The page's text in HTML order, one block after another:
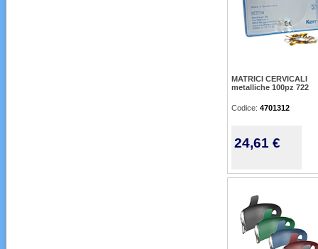
MATRICI CERVICALI
metalliche 100pz 722
Codice: 4701312
24,61 €